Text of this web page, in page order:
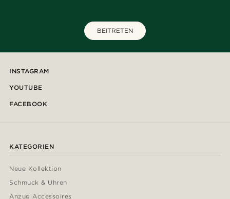
BEITRETEN
INSTAGRAM
YOUTUBE
FACEBOOK
KATEGORIEN
Neue Kollektion
Schmuck & Uhren
Anzug Accessoires